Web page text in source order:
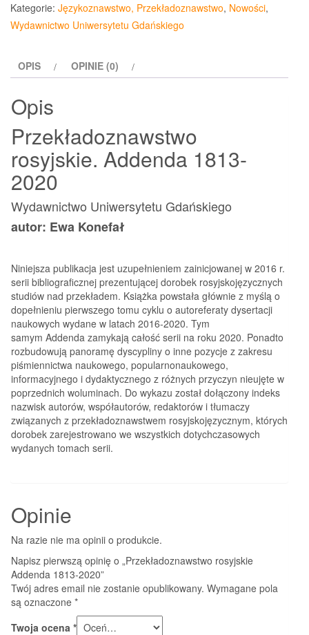
Addenda
1813-
Kategorie: Językoznawstwo, Przekładoznawstwo, Nowości,
Wydawnictwo Uniwersytetu Gdańskiego
OPIS OPINIE (0)
Opis
Przekładoznawstwo
rosyjskie. Addenda 1813-
2020
Wydawnictwo Uniwersytetu Gdańskiego
autor: Ewa Konefał
Niniejsza publikacja jest uzupełnieniem zainicjowanej w 2016 r.
serii bibliograficznej prezentującej dorobek rosyjskojęzycznych
studiów nad przekładem. Książka powstała głównie z myślą o
dopełnieniu pierwszego tomu cyklu o autoreferaty dysertacji
naukowych wydane w latach 2016-2020. Tym
samym Addenda zamykają całość serii na roku 2020. Ponadto
rozbudowują panoramę dyscypliny o inne pozycje z zakresu
piśmiennictwa naukowego, popularnonaukowego,
informacyjnego i dydaktycznego z różnych przyczyn nieujęte w
poprzednich woluminach. Do wykazu został dołączony indeks
nazwisk autorów, współautorów, redaktorów i tłumaczy
związanych z przekładoznawstwem rosyjskojęzycznym, których
dorobek zarejestrowano we wszystkich dotychczasowych
wydanych tomach serii.
Opinie
Na razie nie ma opinii o produkcie.
Napisz pierwszą opinię o „Przekładoznawstwo rosyjskie
Addenda 1813-2020”
Twój adres email nie zostanie opublikowany. Wymagane pola
są oznaczone *
Twoja ocena *